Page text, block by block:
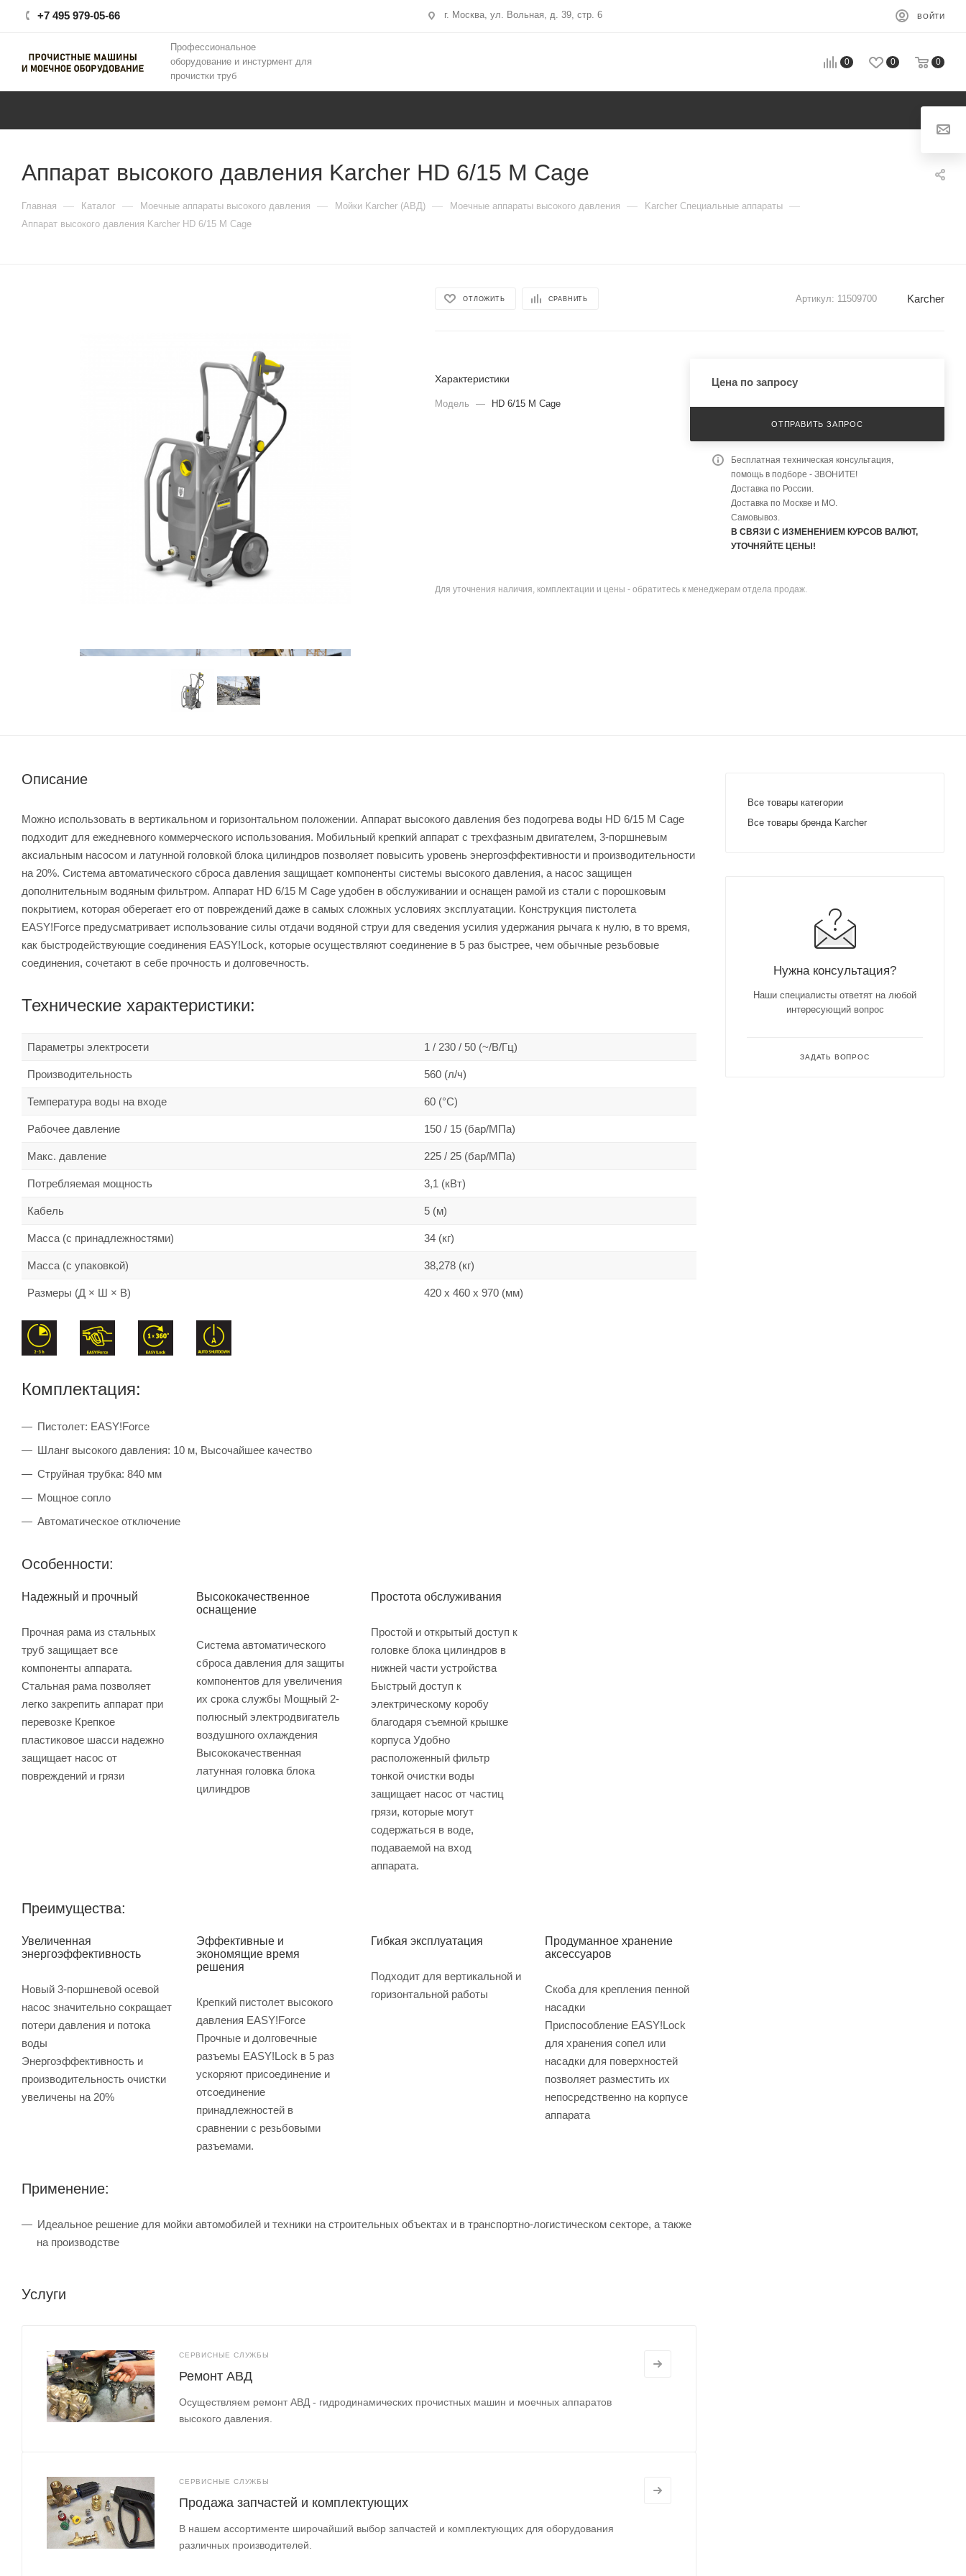
+7 495 979-05-66 г. Москва, ул. Вольная, д. 39, стр. 6 ВОЙТИ
Профессиональное
оборудование и инстурмент для
прочистки труб
0 0 0
Аппарат высокого давления Karcher HD 6/15 M Cage
Главная — Каталог — Моечные аппараты высокого давления — Мойки Karcher (АВД) — Моечные аппараты высокого давления — Karcher Специальные аппараты —
Аппарат высокого давления Karcher HD 6/15 M Cage
ОТЛОЖИТЬ СРАВНИТЬ Артикул: 11509700 Karcher
Характеристики
Модель — HD 6/15 M Cage
Цена по запросу
ОТПРАВИТЬ ЗАПРОС
Бесплатная техническая консультация,
помощь в подборе - ЗВОНИТЕ!
Доставка по России.
Доставка по Москве и МО.
Самовывоз.
В СВЯЗИ С ИЗМЕНЕНИЕМ КУРСОВ ВАЛЮТ,
УТОЧНЯЙТЕ ЦЕНЫ!
Для уточнения наличия, комплектации и цены - обратитесь к менеджерам отдела продаж.
Описание
Можно использовать в вертикальном и горизонтальном положении. Аппарат высокого давления без подогрева воды HD 6/15 M Cage
подходит для ежедневного коммерческого использования. Мобильный крепкий аппарат с трехфазным двигателем, 3-поршневым
аксиальным насосом и латунной головкой блока цилиндров позволяет повысить уровень энергоэффективности и производительности
на 20%. Система автоматического сброса давления защищает компоненты системы высокого давления, а насос защищен
дополнительным водяным фильтром. Аппарат HD 6/15 M Cage удобен в обслуживании и оснащен рамой из стали с порошковым
покрытием, которая оберегает его от повреждений даже в самых сложных условиях эксплуатации. Конструкция пистолета
EASY!Force предусматривает использование силы отдачи водяной струи для сведения усилия удержания рычага к нулю, в то время,
как быстродействующие соединения EASY!Lock, которые осуществляют соединение в 5 раз быстрее, чем обычные резьбовые
соединения, сочетают в себе прочность и долговечность.
Технические характеристики:
Параметры электросети 1 / 230 / 50 (~/В/Гц)
Производительность 560 (л/ч)
Температура воды на входе 60 (°C)
Рабочее давление 150 / 15 (бар/МПа)
Макс. давление 225 / 25 (бар/МПа)
Потребляемая мощность 3,1 (кВт)
Кабель 5 (м)
Масса (с принадлежностями) 34 (кг)
Масса (с упаковкой) 38,278 (кг)
Размеры (Д × Ш × В) 420 x 460 x 970 (мм)
Комплектация:
Пистолет: EASY!Force
Шланг высокого давления: 10 м, Высочайшее качество
Струйная трубка: 840 мм
Мощное сопло
Автоматическое отключение
Особенности:
Надежный и прочный
Прочная рама из стальных
труб защищает все
компоненты аппарата.
Стальная рама позволяет
легко закрепить аппарат при
перевозке Крепкое
пластиковое шасси надежно
защищает насос от
повреждений и грязи
Высококачественное
оснащение
Система автоматического
сброса давления для защиты
компонентов для увеличения
их срока службы Мощный 2-
полюсный электродвигатель
воздушного охлаждения
Высококачественная
латунная головка блока
цилиндров
Простота обслуживания
Простой и открытый доступ к
головке блока цилиндров в
нижней части устройства
Быстрый доступ к
электрическому коробу
благодаря съемной крышке
корпуса Удобно
расположенный фильтр
тонкой очистки воды
защищает насос от частиц
грязи, которые могут
содержаться в воде,
подаваемой на вход
аппарата.
Преимущества:
Увеличенная
энергоэффективность
Новый 3-поршневой осевой
насос значительно сокращает
потери давления и потока
воды
Энергоэффективность и
производительность очистки
увеличены на 20%
Эффективные и
экономящие время
решения
Крепкий пистолет высокого
давления EASY!Force
Прочные и долговечные
разъемы EASY!Lock в 5 раз
ускоряют присоединение и
отсоединение
принадлежностей в
сравнении с резьбовыми
разъемами.
Гибкая эксплуатация
Подходит для вертикальной и
горизонтальной работы
Продуманное хранение
аксессуаров
Скоба для крепления пенной
насадки
Приспособление EASY!Lock
для хранения сопел или
насадки для поверхностей
позволяет разместить их
непосредственно на корпусе
аппарата
Применение:
Идеальное решение для мойки автомобилей и техники на строительных объектах и в транспортно-логистическом секторе, а также
на производстве
Услуги
СЕРВИСНЫЕ СЛУЖБЫ
Ремонт АВД
Осуществляем ремонт АВД - гидродинамических прочистных машин и моечных аппаратов
высокого давления.
СЕРВИСНЫЕ СЛУЖБЫ
Продажа запчастей и комплектующих
В нашем ассортименте широчайший выбор запчастей и комплектующих для оборудования
различных производителей.
Все товары категории
Все товары бренда Karcher
Нужна консультация?
Наши специалисты ответят на любой
интересующий вопрос
ЗАДАТЬ ВОПРОС